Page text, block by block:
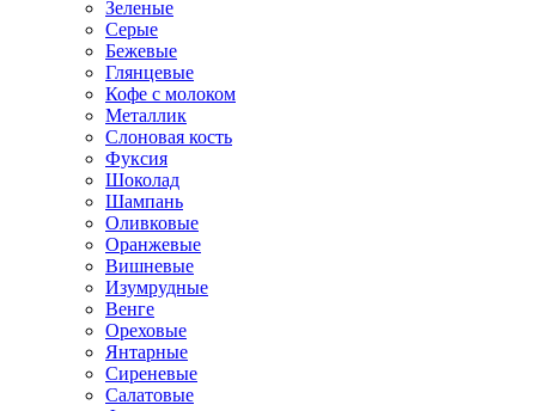
Зеленые
Серые
Бежевые
Глянцевые
Кофе с молоком
Металлик
Слоновая кость
Фуксия
Шоколад
Шампань
Оливковые
Оранжевые
Вишневые
Изумрудные
Венге
Ореховые
Янтарные
Сиреневые
Салатовые